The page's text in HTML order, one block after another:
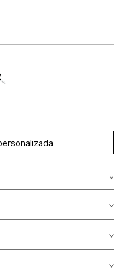
rayón 70% lino 30%
lino/linen16.00%
/ centrifugar / secar
Master Card y American